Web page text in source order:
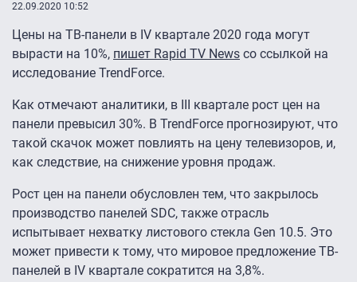
22.09.2020 10:52
Цены на ТВ-панели в IV квартале 2020 года могут
вырасти на 10%, пишет Rapid TV News со ссылкой на
исследование TrendForce.
Как отмечают аналитики, в III квартале рост цен на
панели превысил 30%. В TrendForce прогнозируют, что
такой скачок может повлиять на цену телевизоров, и,
как следствие, на снижение уровня продаж.
Рост цен на панели обусловлен тем, что закрылось
производство панелей SDC, также отрасль
испытывает нехватку листового стекла Gen 10.5. Это
может привести к тому, что мировое предложение ТВ-
панелей в IV квартале сократится на 3,8%.